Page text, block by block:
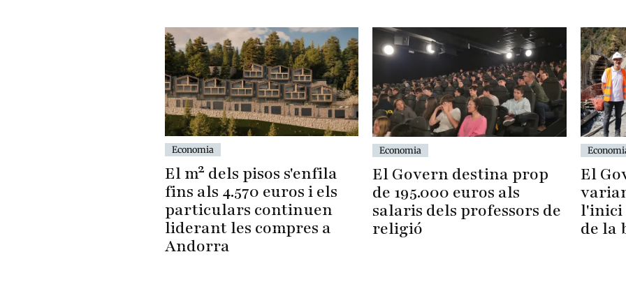
Economia
El m² dels pisos s'enfila
fins als 4.570 euros i els
particulars continuen
liderant les compres a
Andorra
Economia
El Govern destina prop
de 195.000 euros als
salaris dels professors de
religió
El
l'inici
de la